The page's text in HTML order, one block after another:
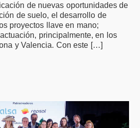
de nuevas oportunidades de
de suelo, el desarrollo de
proyectos llave en mano;
principalmente, en los
y Valencia. Con este […]